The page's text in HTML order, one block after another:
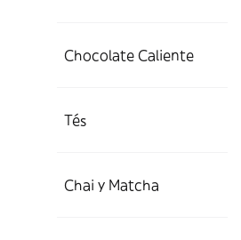
Chocolate Caliente
Tés
Chai y Matcha